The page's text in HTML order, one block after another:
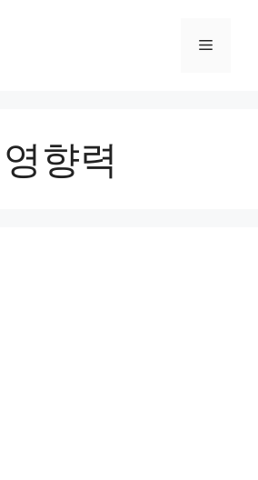
Menu
향력